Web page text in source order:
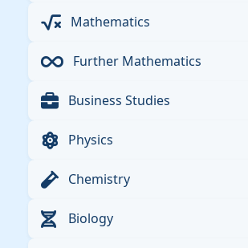
Mathematics
Further Mathematics
Business Studies
Physics
Chemistry
Biology